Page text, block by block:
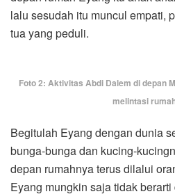
lalu sesudah itu muncul empati,
tua yang peduli.
Foto 2: Aktivitas Abdi Dalem di depan
melintasi
Begitulah Eyang dengan dunia
bunga-bunga dan kucing-
depan rumahnya terus dilalui
Eyang mungkin saja tidak